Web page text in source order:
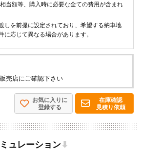
当額等、購入時に必要な全ての費用が含まれ
しを前提に設定されており、希望する納車地
に応じて異なる場合があります。
売店にご確認下さい
在庫確認
見積り依頼
お気に入りに
登録する
ュレーション⬇